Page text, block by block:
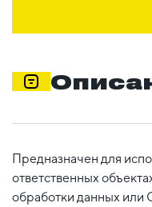
Предназначен для
ответственных
обработки данных или